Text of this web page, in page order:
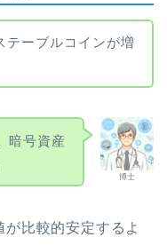
テーブルコインが増
博士
暗号資産
比較的安定するよ